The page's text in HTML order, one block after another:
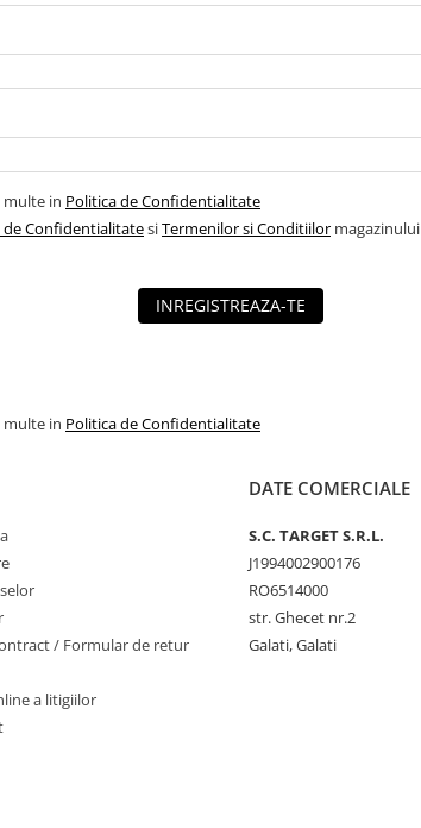
multe in Politica de Confidentialitate
de ConfidentialitatesiTermenilor si Conditiilor magazinului
INREGISTREAZA-TE
multe in Politica de Confidentialitate
/ Formular de retur
a litigiilor
DATE COMERCIALE
S.C. TARGET S.R.L.
J1994002900176
RO6514000
str. Ghecet nr.2
Galati, Galati